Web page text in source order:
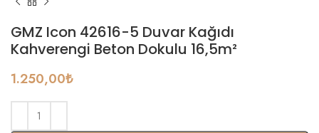
GMZ Icon 42616-5 Duvar Kağıdı
Kahverengi Beton Dokulu 16,5m²
1.250,00₺